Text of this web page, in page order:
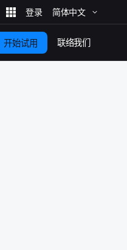
简体​中文
开始​试用 联络​我们